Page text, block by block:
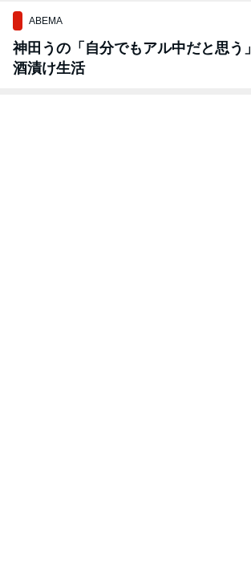
ABEMA
神田うの「自分でもアル中だと思う」
酒漬け生活